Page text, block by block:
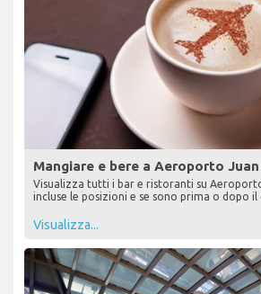
Mangiare e bere a Aeroporto
Visualizza tutti i bar e ristoranti su
incluse le posizioni e se sono prima o dopo il
Visualizza...